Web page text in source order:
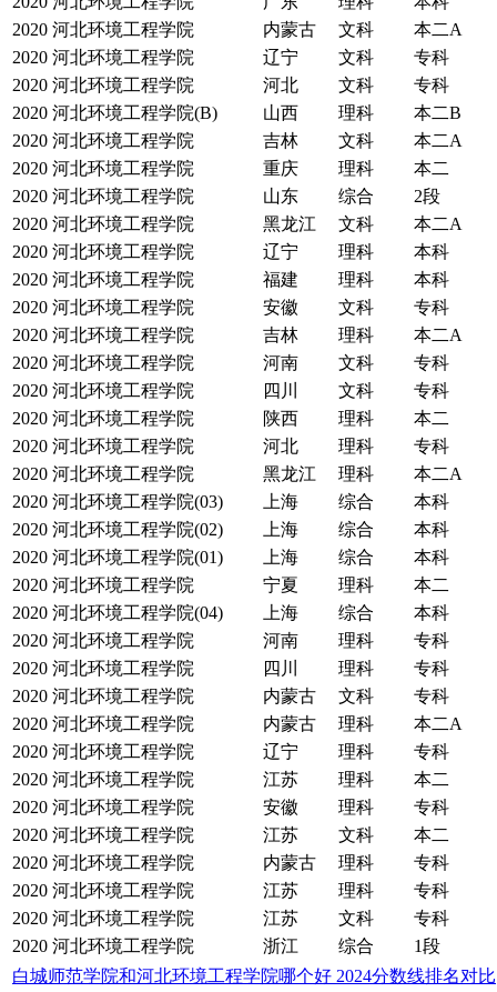
2020 河北环境工程学院 内蒙古 文科
本二A
2020 河北环境工程学院 辽宁 文科
专科
2020 河北环境工程学院 河北 文科
专科
2020 河北环境工程学院(B) 山西 理科
本二B
2020 河北环境工程学院 吉林 文科
本二A
2020 河北环境工程学院 重庆 理科
本二
2020 河北环境工程学院 山东 综合
2段
2020 河北环境工程学院 黑龙江 文科
本二A
2020 河北环境工程学院 辽宁 理科
本科
2020 河北环境工程学院 福建 理科
本科
2020 河北环境工程学院 安徽 文科
专科
2020 河北环境工程学院 吉林 理科
本二A
2020 河北环境工程学院 河南 文科
专科
2020 河北环境工程学院 四川 文科
专科
2020 河北环境工程学院 陕西 理科
本二
2020 河北环境工程学院 河北 理科
专科
2020 河北环境工程学院 黑龙江 理科
本二A
2020 河北环境工程学院(03) 上海 综合
本科
2020 河北环境工程学院(02) 上海 综合
本科
2020 河北环境工程学院(01) 上海 综合
本科
2020 河北环境工程学院 宁夏 理科
本二
2020 河北环境工程学院(04) 上海 综合
本科
2020 河北环境工程学院 河南 理科
专科
2020 河北环境工程学院 四川 理科
专科
2020 河北环境工程学院 内蒙古 文科
专科
2020 河北环境工程学院 内蒙古 理科
本二A
2020 河北环境工程学院 辽宁 理科
专科
2020 河北环境工程学院 江苏 理科
本二
2020 河北环境工程学院 安徽 理科
专科
2020 河北环境工程学院 江苏 文科
本二
2020 河北环境工程学院 内蒙古 理科
专科
2020 河北环境工程学院 江苏 理科
专科
2020 河北环境工程学院 江苏 文科
专科
2020 河北环境工程学院 浙江 综合
1段
白城师范学院和河北环境工程学院哪个好 2024分数线排名对比